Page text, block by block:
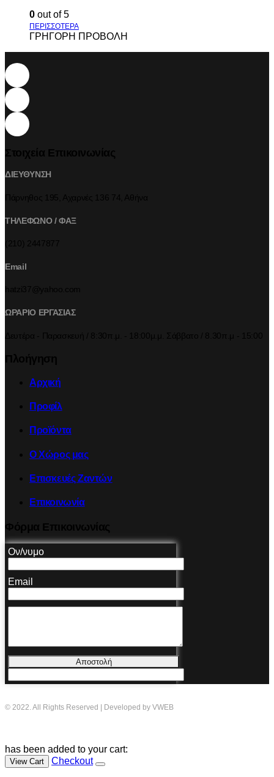
0 out of 5
ΓΡΗΓΟΡΗ ΠΡΟΒΟΛΗ
ΔΙΕΥΘΥΝΣΗ
ΤΗΛΕΦΩΝΟ / ΦΑΞ
Email
ΩΡΑΡΙΟ ΕΡΓΑΣΙΑΣ
Αρχική
Προφίλ
Προϊόντα
Ο Χώρος μας
Επισκευές Ζαντών
Επικοινωνία
Ον/νυμο
Email
Αποστολή
© 2022. All Rights Reserved | Developed by VWEB
has been added to your cart:
View Cart Checkout